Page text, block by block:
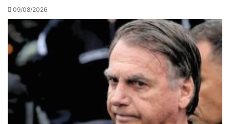
09/08/2026